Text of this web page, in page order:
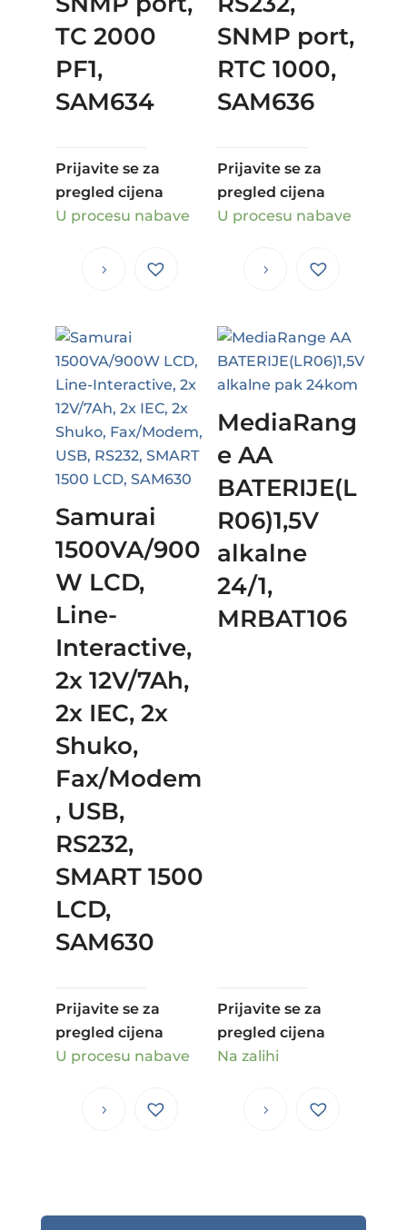
TC 2000
PF1,
SAM634
Prijavite se za
pregled cijena
U procesu nabave
SNMP port,
RTC 1000,
SAM636
Prijavite se za
pregled cijena
U procesu nabave
Samurai
1500VA/900
W LCD,
Line-
Interactive,
2x 12V/7Ah,
2x IEC, 2x
Shuko,
Fax/Modem
, USB,
RS232,
SMART 1500
LCD,
SAM630
Prijavite se za
pregled cijena
U procesu nabave
MediaRang
e AA
BATERIJE(L
R06)1,5V
alkalne
24/1,
MRBAT106
Prijavite se za
pregled cijena
Na zalihi